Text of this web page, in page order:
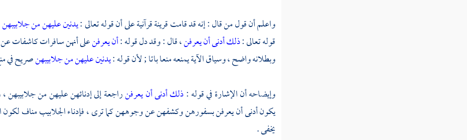
واعلم أن قول من قال : إنه قد قامت قرينة قرآنية على أن قوله تعالى :يدنين عليهن من جلابيبهن
قوله تعالى :ذلك أدنى أن يعرفن، قال : وقد دل قوله :أن يعرفنعلى أنهن سافرات كاشفات
وبطلانه واضح ، وسياق الآية يمنعه منعا باتا ; لأن قوله :يدنين عليهن من جلابيبهنصريح في
وإيضاحه أن الإشارة في قوله :ذلك أدنى أن يعرفنراجعة إلى إدنائهن عليهن من
يكون أدنى أن يعرفن بسفورهن وكشفهن عن وجوههن كما ترى ، فإدناء الجلابيب مناف
يخفى .